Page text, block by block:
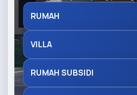
RUMAH
VILLA
RUMAH SUBSIDI